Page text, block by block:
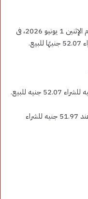
استقر سعر الدولار مقابل الجنيه المصرى، اليوم الإثنين 1 يونيو 2026، فى
واستقر سعر الدولار فى البنك الأهلى المصرى عند 51.97 جنيه للشراء